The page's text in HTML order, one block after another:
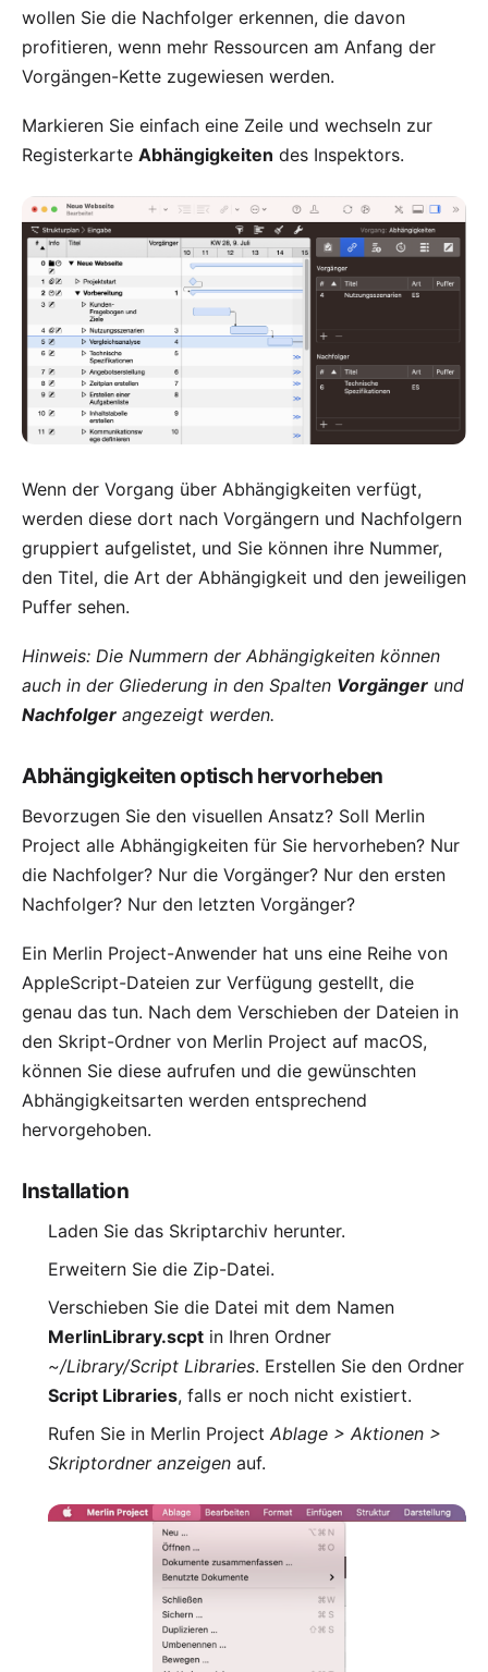
wollen Sie die Nachfolger erkennen, die davon
profitieren, wenn mehr Ressourcen am Anfang der
Vorgängen-Kette zugewiesen werden.
Markieren Sie einfach eine Zeile und wechseln zur
Registerkarte Abhängigkeiten des Inspektors.
Wenn der Vorgang über Abhängigkeiten verfügt,
werden diese dort nach Vorgängern und Nachfolgern
gruppiert aufgelistet, und Sie können ihre Nummer,
den Titel, die Art der Abhängigkeit und den jeweiligen
Puffer sehen.
Hinweis: Die Nummern der Abhängigkeiten können
auch in der Gliederung in den Spalten Vorgänger und
Nachfolger angezeigt werden.
Abhängigkeiten optisch hervorheben
Bevorzugen Sie den visuellen Ansatz? Soll Merlin
Project alle Abhängigkeiten für Sie hervorheben? Nur
die Nachfolger? Nur die Vorgänger? Nur den ersten
Nachfolger? Nur den letzten Vorgänger?
Ein Merlin Project-Anwender hat uns eine Reihe von
AppleScript-Dateien zur Verfügung gestellt, die
genau das tun. Nach dem Verschieben der Dateien in
den Skript-Ordner von Merlin Project auf macOS,
können Sie diese aufrufen und die gewünschten
Abhängigkeitsarten werden entsprechend
hervorgehoben.
Installation
Laden Sie das Skriptarchiv herunter.
Erweitern Sie die Zip-Datei.
Verschieben Sie die Datei mit dem Namen
MerlinLibrary.scpt in Ihren Ordner
~/Library/Script Libraries. Erstellen Sie den Ordner
Script Libraries, falls er noch nicht existiert.
Rufen Sie in Merlin Project Ablage > Aktionen >
Skriptordner anzeigen auf.